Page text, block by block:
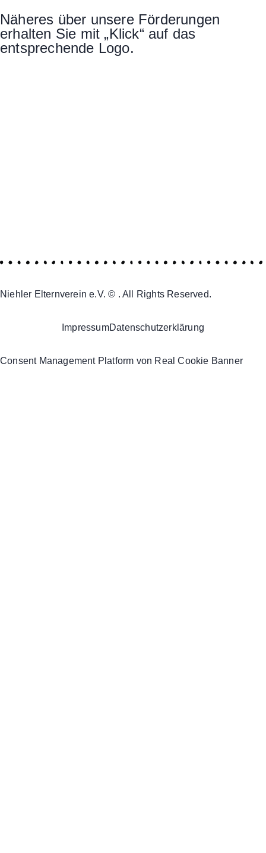
Näheres über unsere Förderungen
erhalten Sie mit „Klick“ auf das
entsprechende Logo.
Niehler Elternverein e.V. © . All Rights Reserved.
ImpressumDatenschutzerklärung
Consent Management Platform von Real Cookie Banner